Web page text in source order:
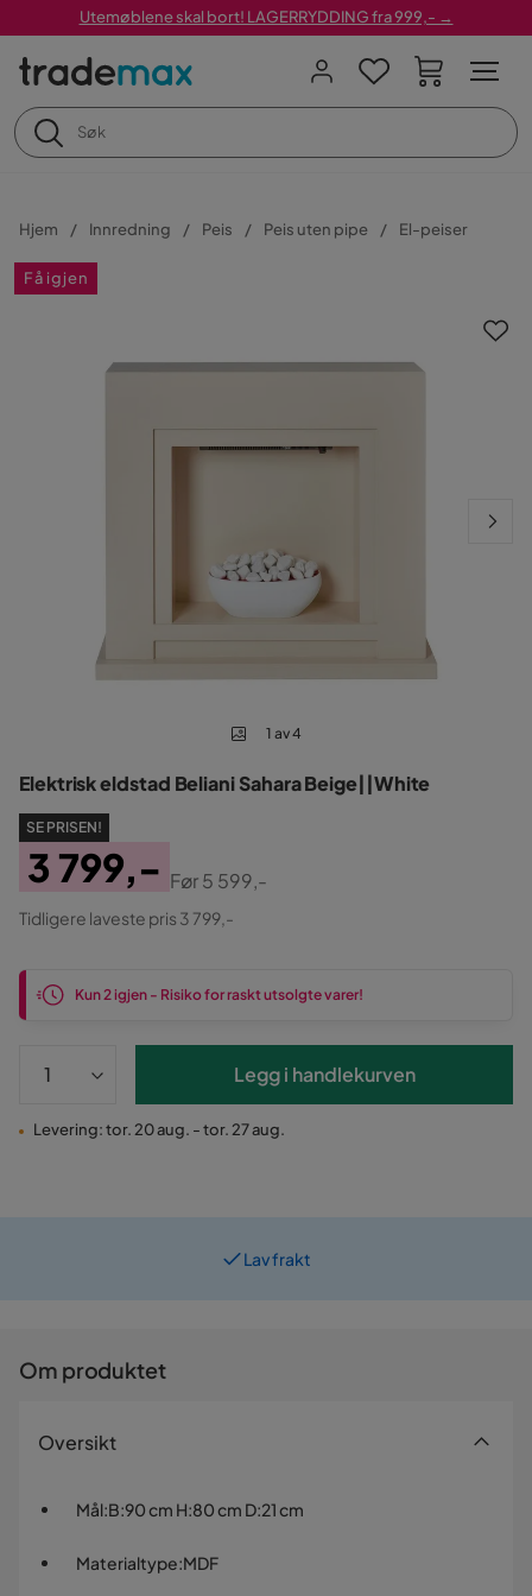
Utemøblene skal bort! LAGERRYDDING fra 999,- →
Hjem Innredning Peis Peis uten pipe El-peiser
Få igjen
1 av 4
Elektrisk eldstad Beliani Sahara Beige||White
SE PRISEN!
Pris
3 799,-
Original
Pris
Før5 599,-
Tidligere laveste pris 3 799,-
Kun 2 igjen - Risiko for raskt utsolgte varer!
Legg i handlekurven
Levering: tor. 20 aug. - tor. 27 aug.
Om produktet
Oversikt
Mål:B:90 cm H:80 cm D:21 cm
Materialtype:MDF